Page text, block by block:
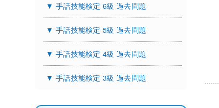
▼ 手話技能検定 6級 過去問題
▼ 手話技能検定 5級 過去問題
▼ 手話技能検定 4級 過去問題
▼ 手話技能検定 3級 過去問題